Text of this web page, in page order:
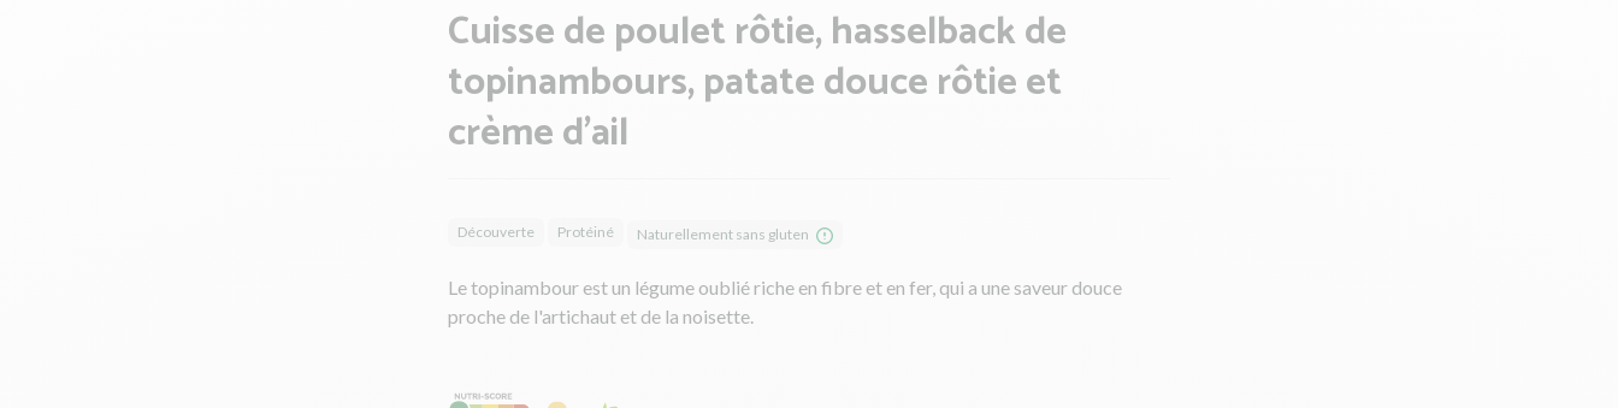
Cuisse de poulet rôtie, hasselback de
topinambours, patate douce rôtie et
crème d'ail
Découverte Protéiné Naturellement sans gluten
Le topinambour est un légume oublié riche en fibre et en fer, qui a une saveur douce
proche de l'artichaut et de la noisette.